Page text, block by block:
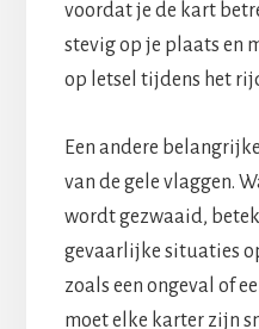
voordat je de kart
stevig op je plaats en
op letsel tijdens het
Een andere
van de gele vlaggen.
wordt gezwaaid,
gevaarlijke situaties
zoals een ongeval of
moet elke karter zijn